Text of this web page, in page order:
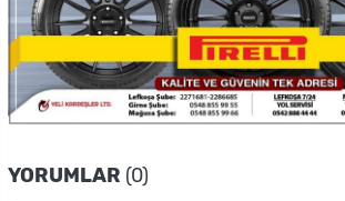
YORUMLAR (0)